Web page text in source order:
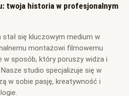
twoja historia w profesjonalnym
się kluczowym medium w
montażowi filmowemu
sposób, który poruszy widza i
studio specjalizuje się w
w sobie pasję, kreatywność i